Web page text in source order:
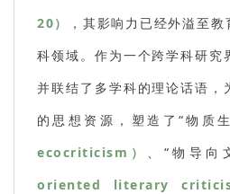
20）
，其影响力已经外溢至
科领域。作为一个跨学科研究
并联结了多学科的理论话语，
的思想资源，塑造了“物质
ecocriticism） 、“物导向
oriented literary